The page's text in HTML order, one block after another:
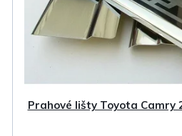
Prahové lišty Toyota Camry